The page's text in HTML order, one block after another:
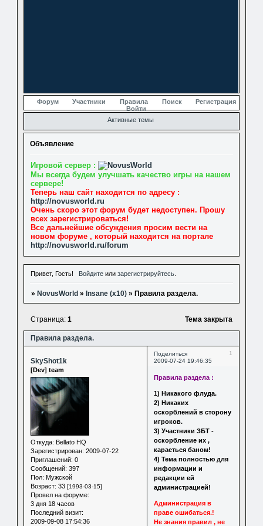
Форум Участники Правила Поиск
Регистрация
Войти
Активные темы
Объявление
Игровой сервер :
Мы всегда будем улучшать качество игры на нашем
сервере!
Теперь наш сайт находится по адресу :
http://novusworld.ru
Очень скоро этот форум будет недоступен. Прошу
всех зарегистрироваться!
Все дальнейшие обсуждения просим вести на
новом форуме , который находится на портале
http://novusworld.ru/forum
Привет, Гость! Войдитеили зарегистрируйтесь.
»NovusWorld »Insane (x10) »Правила раздела.
Правила раздела.
Страница:1 Тема закрыта
Поделиться
1
2009-07-24 19:46:35
SkyShot1k
[Dev] team
Откуда: Bellato HQ
Зарегистрирован: 2009-07-22
Приглашений: 0
Сообщений: 397
Пол: Мужской
Возраст: 33[1993-03-15]
Провел на форуме:
3 дня 18 часов
Последний визит:
2009-09-08 17:54:36
Правила раздела :
1) Никакого флуда.
2) Никаких
оскорблений в сторону
игроков.
3) Участники ЗБТ -
оскорбление их ,
караеться баном!
4) Тема полностью для
информации и
редакции ей
администрацией!
Администрация в
праве ошибаться.!
Не знания правил , не